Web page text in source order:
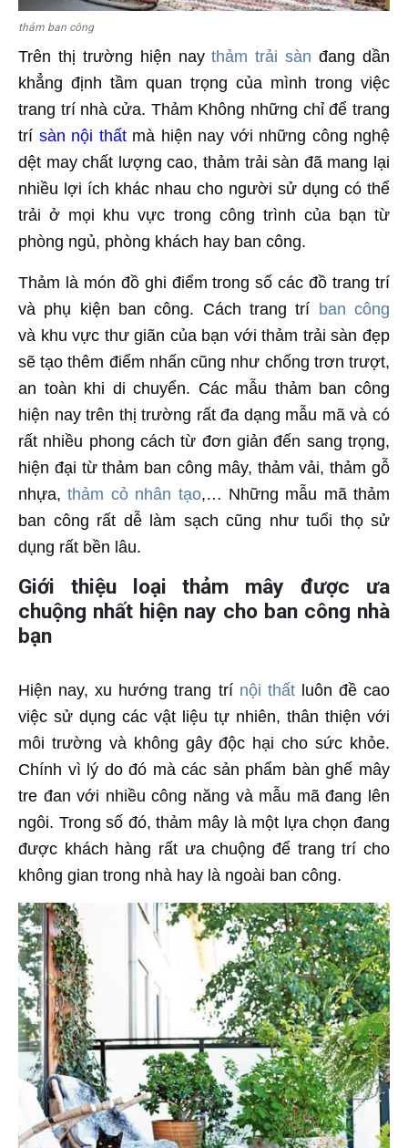
thảm ban công
Trên thị trường hiện naythảm trải sàn đang dần
khẳng định tầm quan trọng của mình trong việc
trang trí nhà cửa. Thảm Không những chỉ để trang
trí sàn nội thấtmà hiện nay với những công nghệ
dệt may chất lượng cao, thảm trải sàn đã mang lại
nhiều lợi ích khác nhau cho người sử dụng có thể
trải ở mọi khu vực trong công trình của bạn từ
phòng ngủ, phòng khách hay ban công.
Thảm là món đồ ghi điểm trong số các đồ trang trí
và phụ kiện ban công. Cách trang trí ban công
và khu vực thư giãn của bạn với thảm trải sàn đẹp
sẽ tạo thêm điểm nhấn cũng như chống trơn trượt,
an toàn khi di chuyển. Các mẫu thảm ban công
hiện nay trên thị trường rất đa dạng mẫu mã và có
rất nhiều phong cách từ đơn giản đến sang trọng,
hiện đại từ thảm ban công mây, thảm vải, thảm gỗ
nhựa,thảm cỏ nhân tạo,… Những mẫu mã thảm
ban công rất dễ làm sạch cũng như tuổi thọ sử
dụng rất bền lâu.
Giới thiệu loại thảm mây được ưa
chuộng nhất hiện nay cho ban công nhà
bạn
Hiện nay, xu hướng trang trí nội thấtluôn đề cao
việc sử dụng các vật liệu tự nhiên, thân thiện với
môi trường và không gây độc hại cho sức khỏe.
Chính vì lý do đó mà các sản phẩm bàn ghế mây
tre đan với nhiều công năng và mẫu mã đang lên
ngôi. Trong số đó, thảm mây là một lựa chọn đang
được khách hàng rất ưa chuộng để trang trí cho
không gian trong nhà hay là ngoài ban công.